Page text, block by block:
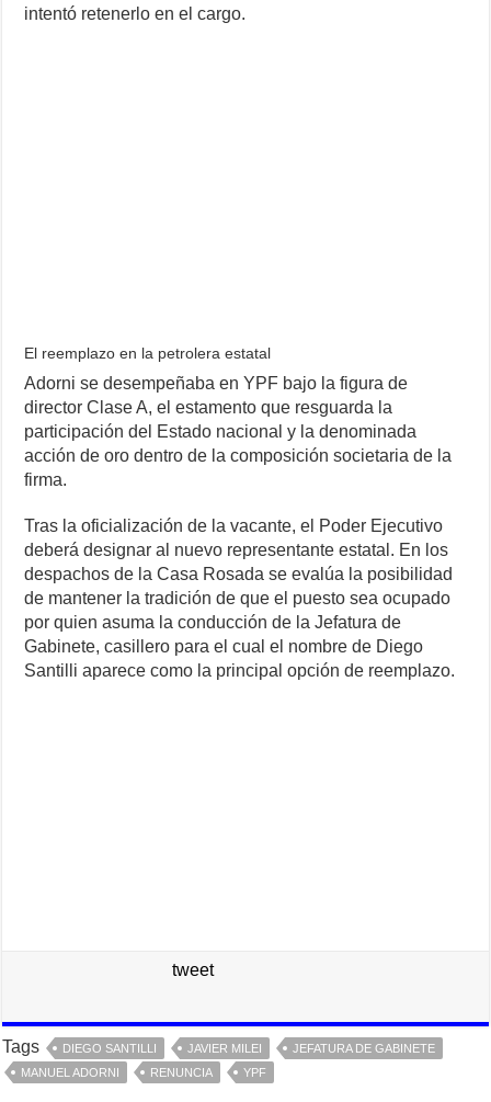
intentó retenerlo en el cargo.
El reemplazo en la petrolera estatal
Adorni se desempeñaba en YPF bajo la figura de
director Clase A, el estamento que resguarda la
participación del Estado nacional y la denominada
acción de oro dentro de la composición societaria de la
firma.
Tras la oficialización de la vacante, el Poder Ejecutivo
deberá designar al nuevo representante estatal. En los
despachos de la Casa Rosada se evalúa la posibilidad
de mantener la tradición de que el puesto sea ocupado
por quien asuma la conducción de la Jefatura de
Gabinete, casillero para el cual el nombre de Diego
Santilli aparece como la principal opción de reemplazo.
tweet
Tags DIEGO SANTILLI JAVIER MILEI
JEFATURA DE GABINETE
MANUEL ADORNI
RENUNCIA YPF